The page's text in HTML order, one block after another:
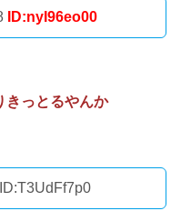
ID:nyI96eo00
きっとるやんか
ID:T3UdFf7p0